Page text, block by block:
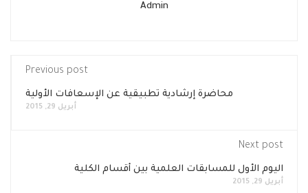
Admin
Previous post
محاضرة إرشادية تطبيقية عن الإسعافات الأولية
أبريل 29, 2015
Next post
اليوم الأول للمسابقات العلمية بين أقسام الكلية
أبريل 29, 2015